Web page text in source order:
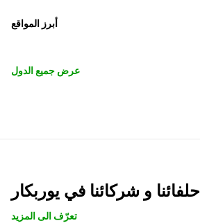
أبرز المواقع
عرض جميع الدول
حلفائنا و شركائنا في يوربكار
تعرّف الى المزيد